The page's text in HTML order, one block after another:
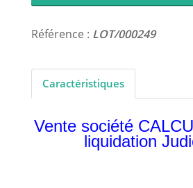
Référence : LOT/000249
Caractéristiques
Vente société
liquidation